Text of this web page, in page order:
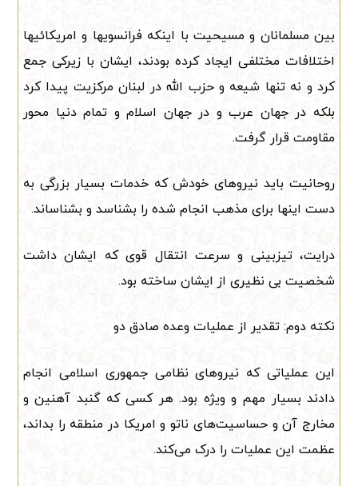
بین مسلمانان و مسیحیت با اینکه فرانسویها و امریکائیها
اختلافات مختلفی ایجاد کرده بودند، ایشان با زیرکی جمع
کرد و نه تنها شیعه و حزب الله در لبنان مرکزیت پیدا کرد
بلکه در جهان عرب و در جهان اسلام و تمام دنیا محور
مقاومت قرار گرفت.
روحانیت باید نیروهای خودش که خدمات بسیار بزرگی به
دست اینها برای مذهب انجام شده را بشناسد و بشناساند.
درایت، تیزبینی و سرعت انتقال قوی که ایشان داشت
شخصیت بی نظیری از ایشان ساخته بود.
نکته دوم: تقدیر از عملیات وعده صادق دو
این عملیاتی که نیروهای نظامی جمهوری اسلامی انجام
دادند بسیار مهم و ویژه بود. هر کسی که گنبد آهنین و
مخارج آن و حساسیت‌های ناتو و امریکا در منطقه را بداند،
عظمت این عملیات را درک می‌کند.